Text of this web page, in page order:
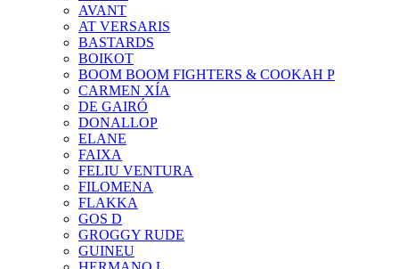
AVANT
AT VERSARIS
BASTARDS
BOIKOT
BOOM BOOM FIGHTERS & COOKAH P
CARMEN XÍA
DE GAIRÓ
DONALLOP
ELANE
FAIXA
FELIU VENTURA
FILOMENA
FLAKKA
GOS D
GROGGY RUDE
GUINEU